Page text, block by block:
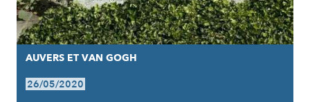
AUVERS ET VAN GOGH
26/05/2020